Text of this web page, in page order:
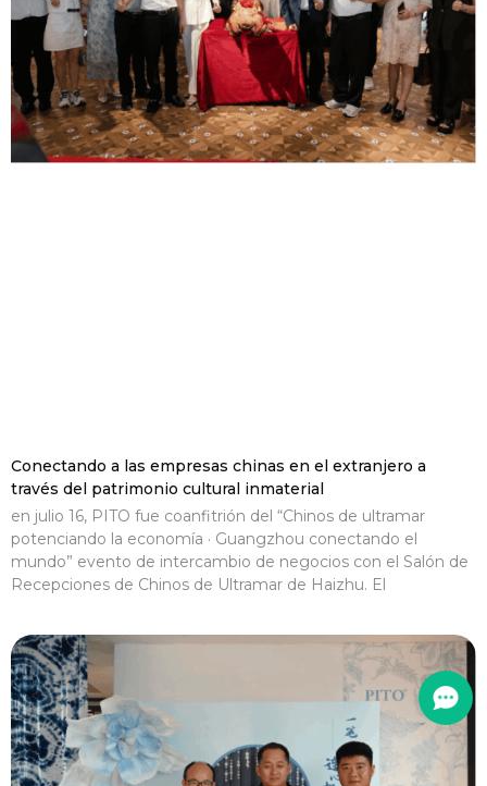
Conectando a las empresas chinas en el extranjero a
través del patrimonio cultural inmaterial
en julio 16, PITO fue coanfitrión del “Chinos de ultramar
potenciando la economía · Guangzhou conectando el
mundo” evento de intercambio de negocios con el Salón de
Recepciones de Chinos de Ultramar de Haizhu. El